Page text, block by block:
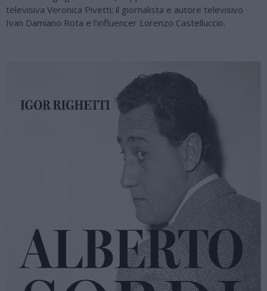
televisiva Veronica Pivetti; il giornalista e autore televisivo
Ivan Damiano Rota e l’influencer Lorenzo Castelluccio.